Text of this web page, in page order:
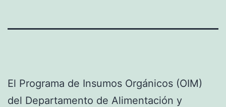
El Programa de Insumos Orgánicos (OIM)
del Departamento de Alimentación y